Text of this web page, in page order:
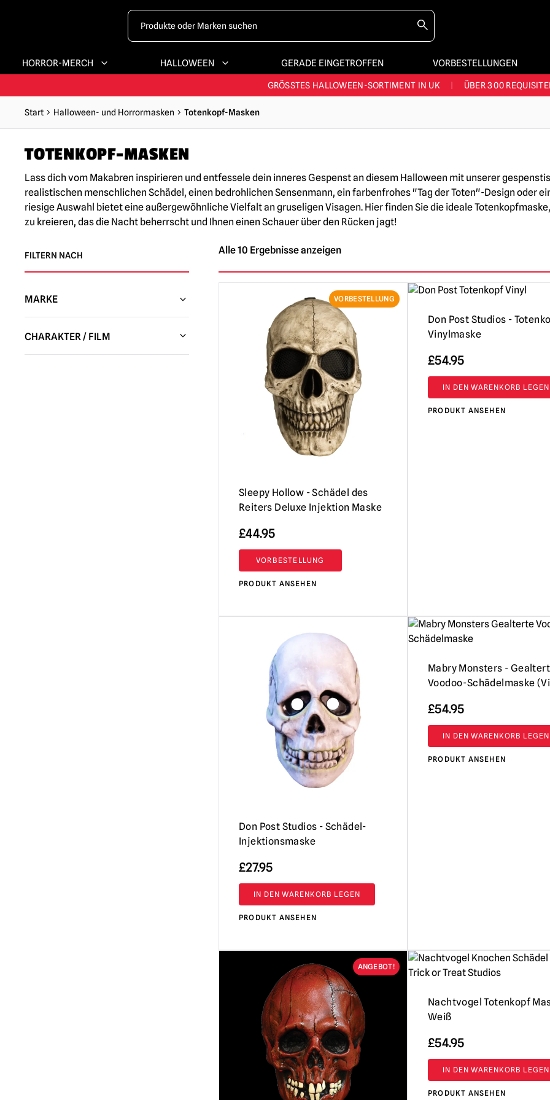
HORROR-MERCH HALLOWEEN GERADE EINGETROFFEN VORBESTELLUNGEN
GRÖSSTES & BESTES SORTIMENT IM VEREINIGTEN KÖNIGREICH
SCHNELLER VERSAND AUS GROSSBRITANNIEN
JEDE WOCHE NEUE HORROR-FANARTIKEL
GRÖSSTES HALLOWEEN-SORTIMENT IN UK ÜBER 300
GRÖSSTES & BESTES SORTIMENT IM VEREINIGTEN KÖNIGREICH
Start Halloween- und Horrormasken Totenkopf-Masken
TOTENKOPF-MASKEN
Lass dich vom Makabren inspirieren und entfessele dein inneres Gespenst an diesem Halloween mit unserer
realistischen menschlichen Schädel, einen bedrohlichen Sensenmann, ein farbenfrohes "Tag der Toten"-Design oder
riesige Auswahl bietet eine außergewöhnliche Vielfalt an gruseligen Visagen. Hier finden Sie die ideale
zu kreieren, das die Nacht beherrscht und Ihnen einen Schauer über den Rücken jagt!
FILTERN NACH
MARKE
CHARAKTER / FILM
Alle 10 Ergebnisse anzeigen
VORBESTELLUNG
Sleepy Hollow - Schädel des
Reiters Deluxe Injektion Maske
£44.95
VORBESTELLUNG
PRODUKT ANSEHEN
Don Post Studios -
Vinylmaske
£54.95
IN DEN WARENKORB LEGEN
PRODUKT ANSEHEN
Don Post Studios - Schädel-
Injektionsmaske
£27.95
IN DEN WARENKORB LEGEN
PRODUKT ANSEHEN
Mabry Monsters -
Voodoo-Schädelmaske
£54.95
IN DEN WARENKORB LEGEN
PRODUKT ANSEHEN
ANGEBOT!
Nachtvogel Totenkopf
Weiß
£54.95
IN DEN WARENKORB LEGEN
PRODUKT ANSEHEN